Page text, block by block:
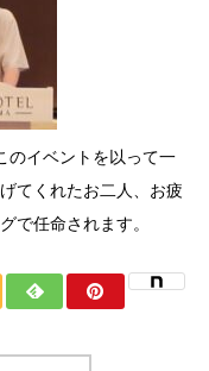
のイベントを以って一
てくれたお二人、お疲
で任命されます。